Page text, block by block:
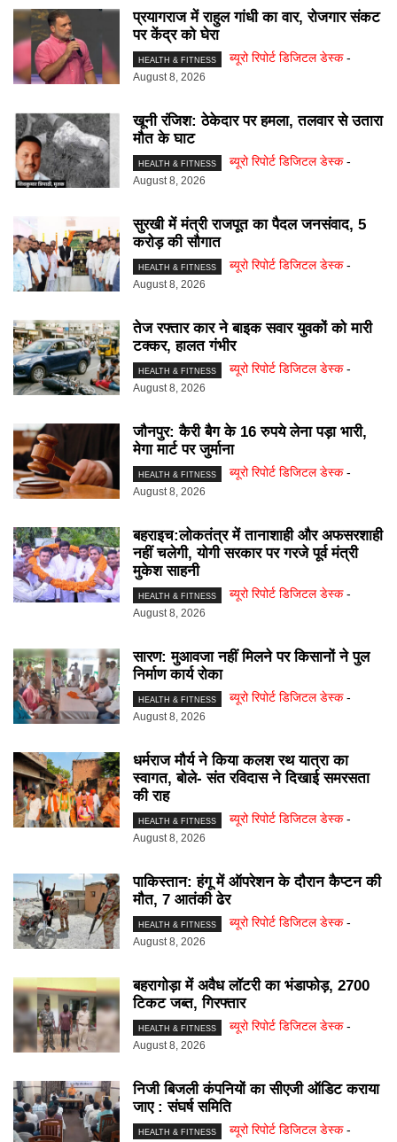
प्रयागराज में राहुल गांधी का वार, रोजगार संकट
पर केंद्र को घेरा
HEALTH & FITNESS ब्यूरो रिपोर्ट डिजिटल डेस्क -
August 8, 2026
खूनी रंजिश: ठेकेदार पर हमला, तलवार से उतारा
मौत के घाट
HEALTH & FITNESS ब्यूरो रिपोर्ट डिजिटल डेस्क -
August 8, 2026
सुरखी में मंत्री राजपूत का पैदल जनसंवाद, 5
करोड़ की सौगात
HEALTH & FITNESS ब्यूरो रिपोर्ट डिजिटल डेस्क -
August 8, 2026
तेज रफ्तार कार ने बाइक सवार युवकों को मारी
टक्कर, हालत गंभीर
HEALTH & FITNESS ब्यूरो रिपोर्ट डिजिटल डेस्क -
August 8, 2026
जौनपुर: कैरी बैग के 16 रुपये लेना पड़ा भारी,
मेगा मार्ट पर जुर्माना
HEALTH & FITNESS ब्यूरो रिपोर्ट डिजिटल डेस्क -
August 8, 2026
बहराइच:लोकतंत्र में तानाशाही और अफसरशाही
नहीं चलेगी, योगी सरकार पर गरजे पूर्व मंत्री
मुकेश साहनी
HEALTH & FITNESS ब्यूरो रिपोर्ट डिजिटल डेस्क -
August 8, 2026
सारण: मुआवजा नहीं मिलने पर किसानों ने पुल
निर्माण कार्य रोका
HEALTH & FITNESS ब्यूरो रिपोर्ट डिजिटल डेस्क -
August 8, 2026
धर्मराज मौर्य ने किया कलश रथ यात्रा का
स्वागत, बोले- संत रविदास ने दिखाई समरसता
की राह
HEALTH & FITNESS ब्यूरो रिपोर्ट डिजिटल डेस्क -
August 8, 2026
पाकिस्तान: हंगू में ऑपरेशन के दाैरान कैप्टन की
माैत, 7 आतंकी ढेर
HEALTH & FITNESS ब्यूरो रिपोर्ट डिजिटल डेस्क -
August 8, 2026
बहरागोड़ा में अवैध लॉटरी का भंडाफोड़, 2700
टिकट जब्त, गिरफ्तार
HEALTH & FITNESS ब्यूरो रिपोर्ट डिजिटल डेस्क -
August 8, 2026
निजी बिजली कंपनियों का सीएजी ऑडिट कराया
जाए : संघर्ष समिति
HEALTH & FITNESS ब्यूरो रिपोर्ट डिजिटल डेस्क -